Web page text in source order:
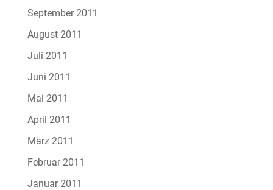
September 2011
August 2011
Juli 2011
Juni 2011
Mai 2011
April 2011
März 2011
Februar 2011
Januar 2011